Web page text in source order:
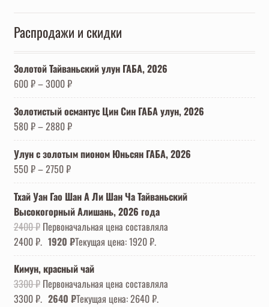
Распродажи и скидки
Золотой Тайваньский улун ГАБА, 2026
600₽–3000₽
Золотистый османтус Цин Син ГАБА улун, 2026
580₽–2880₽
Улун с золотым пионом Юньсян ГАБА, 2026
550₽–2750₽
Тхай Уан Гао Шан А Ли Шан Ча Тайваньский
Высокогорный Алишань, 2026 года
2400₽ Первоначальная цена составляла
2400 ₽. 1920 ₽Текущая цена: 1920 ₽.
Кимун, красный чай
3300₽ Первоначальная цена составляла
3300 ₽. 2640 ₽Текущая цена: 2640 ₽.